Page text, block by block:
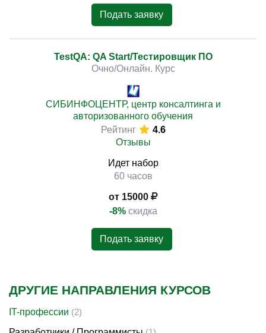
Подать заявку
TestQA: QA Start/Тестировщик ПО
Очно/Онлайн. Курс
СИБИНФОЦЕНТР, центр консалтинга и
авторизованного обучения
Рейтинг
4.6
Отзывы
Идет набор
60 часов
от 15000
-8% скидка
Подать заявку
ДРУГИЕ НАПРАВЛЕНИЯ КУРСОВ
IT-профессии (2)